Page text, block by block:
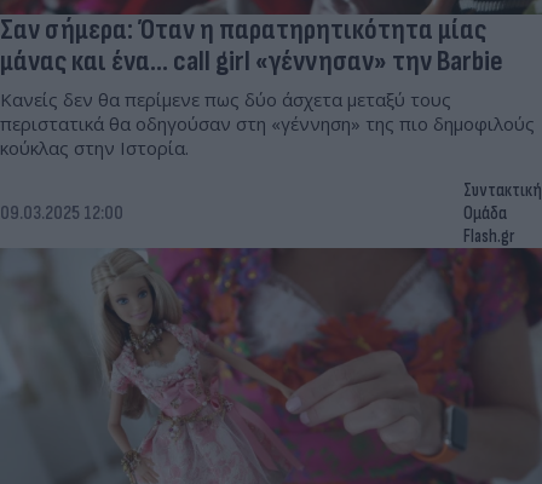
Σαν σήμερα: Όταν η παρατηρητικότητα μίας
μάνας και ένα... call girl «γέννησαν» την Barbie
Κανείς δεν θα περίμενε πως δύο άσχετα μεταξύ τους
περιστατικά θα οδηγούσαν στη «γέννηση» της πιο δημοφιλούς
κούκλας στην Ιστορία.
09.03.2025 12:00
Συντακτική
Ομάδα
Flash.gr